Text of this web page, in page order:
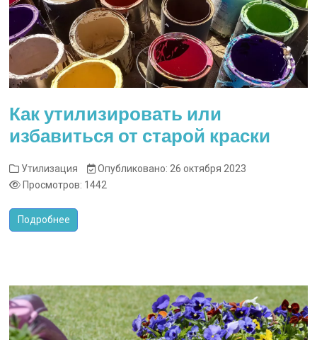
Как утилизировать или
избавиться от старой краски
Утилизация
Опубликовано: 26 октября 2023
Просмотров: 1442
Подробнее